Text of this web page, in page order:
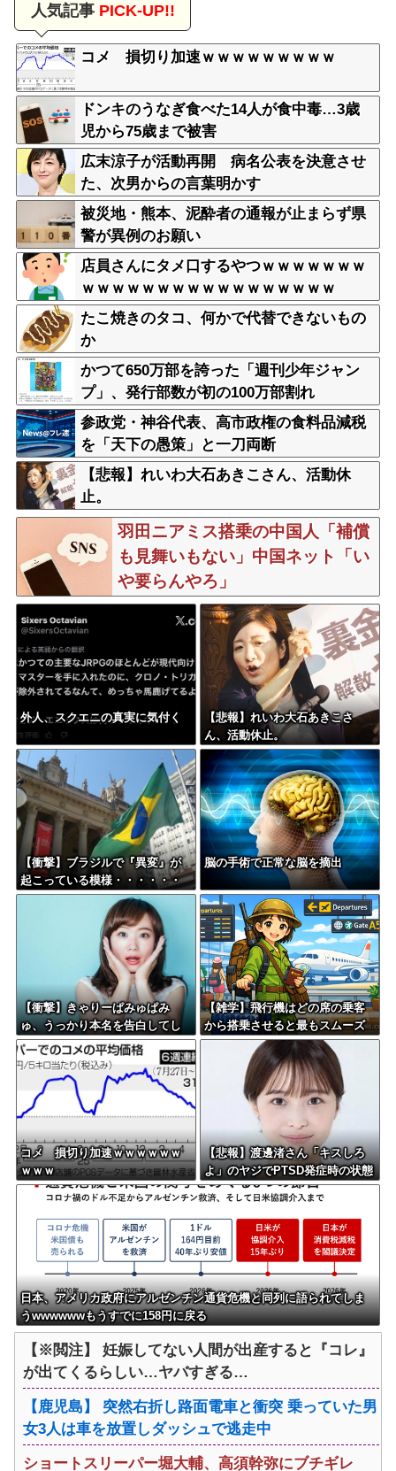
人気記事PICK-UP!!
コメ 損切り加速ｗｗｗｗｗｗｗｗｗ
ドンキのうなぎ食べた14人が食中毒…3歳
児から75歳まで被害
広末涼子が活動再開 病名公表を決意させ
た、次男からの言葉明かす
被災地・熊本、泥酔者の通報が止まらず県
警が異例のお願い
店員さんにタメ口するやつｗｗｗｗｗｗｗ
ｗｗｗｗｗｗｗｗｗｗｗｗｗｗｗｗｗ
たこ焼きのタコ、何かで代替できないもの
か
かつて650万部を誇った「週刊少年ジャン
プ」、発行部数が初の100万部割れ
参政党・神谷代表、高市政権の食料品減税
を「天下の愚策」と一刀両断
【悲報】れいわ大石あきこさん、活動休
止。
羽田ニアミス搭乗の中国人「補償
も見舞いもない」中国ネット「い
や要らんやろ」
外人、スクエニの真実に気付く
【悲報】れいわ大石あきこさ
ん、活動休止。
【衝撃】ブラジルで『異変』が
起こっている模様・・・・・・
脳の手術で正常な脳を摘出
【衝撃】きゃりーぱみゅぱみ
ゅ、うっかり本名を告白してし
まう！！！！！
【雑学】飛行機はどの席の乗客
から搭乗させると最もスムーズ
に出発できるかのシミュレーシ
ョン動画
コメ 損切り加速ｗｗｗｗｗｗ
ｗｗｗ
【悲報】渡邊渚さん「キスしろ
よ」のヤジでPTSD発症時の状態
に逆戻り
日本、アメリカ政府にアルゼンチン通貨危機と同列に語られてしま
うwwwwwwもうすでに158円に戻る
【※閲注】 妊娠してない人間が出産すると『コレ』
が出てくるらしい…ヤバすぎる…
【鹿児島】 突然右折し路面電車と衝突 乗っていた男
女3人は車を放置しダッシュで逃走中
ショートスリーパー堀大輔、高須幹弥にブチギレ